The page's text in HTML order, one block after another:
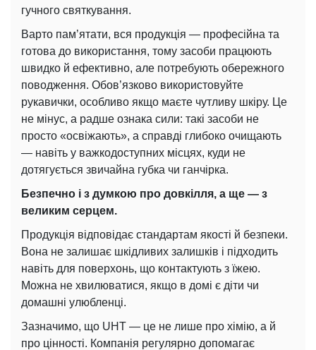
гучного святкування.
Варто пам’ятати, вся продукція — професійна та
готова до використання, тому засоби працюють
швидко й ефективно, але потребують обережного
поводження. Обов’язково використовуйте
рукавички, особливо якщо маєте чутливу шкіру. Це
не мінус, а радше ознака сили: такі засоби не
просто «освіжають», а справді глибоко очищають
— навіть у важкодоступних місцях, куди не
дотягується звичайна губка чи ганчірка.
Безпечно і з думкою про довкілля, а ще — з
великим серцем.
Продукція відповідає стандартам якості й безпеки.
Вона не залишає шкідливих залишків і підходить
навіть для поверхонь, що контактують з їжею.
Можна не хвилюватися, якщо в домі є діти чи
домашні улюбленці.
Зазначимо, що UHT — це не лише про хімію, а й
про цінності. Компанія регулярно допомагає